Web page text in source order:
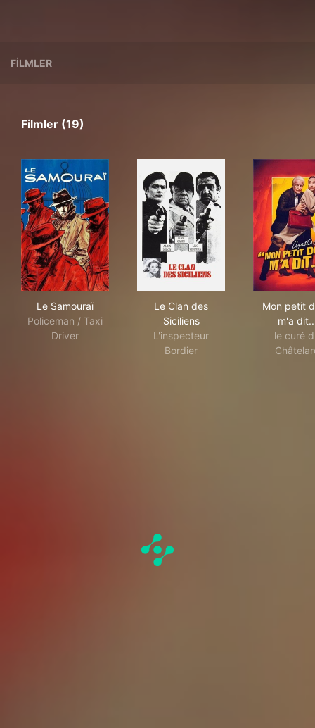
FILMLER
Filmler (19)
Le Samouraï
Policeman / Taxi
Driver
Le Clan des
Siciliens
L'inspecteur
Bordier
Mon petit
m'a
le curé